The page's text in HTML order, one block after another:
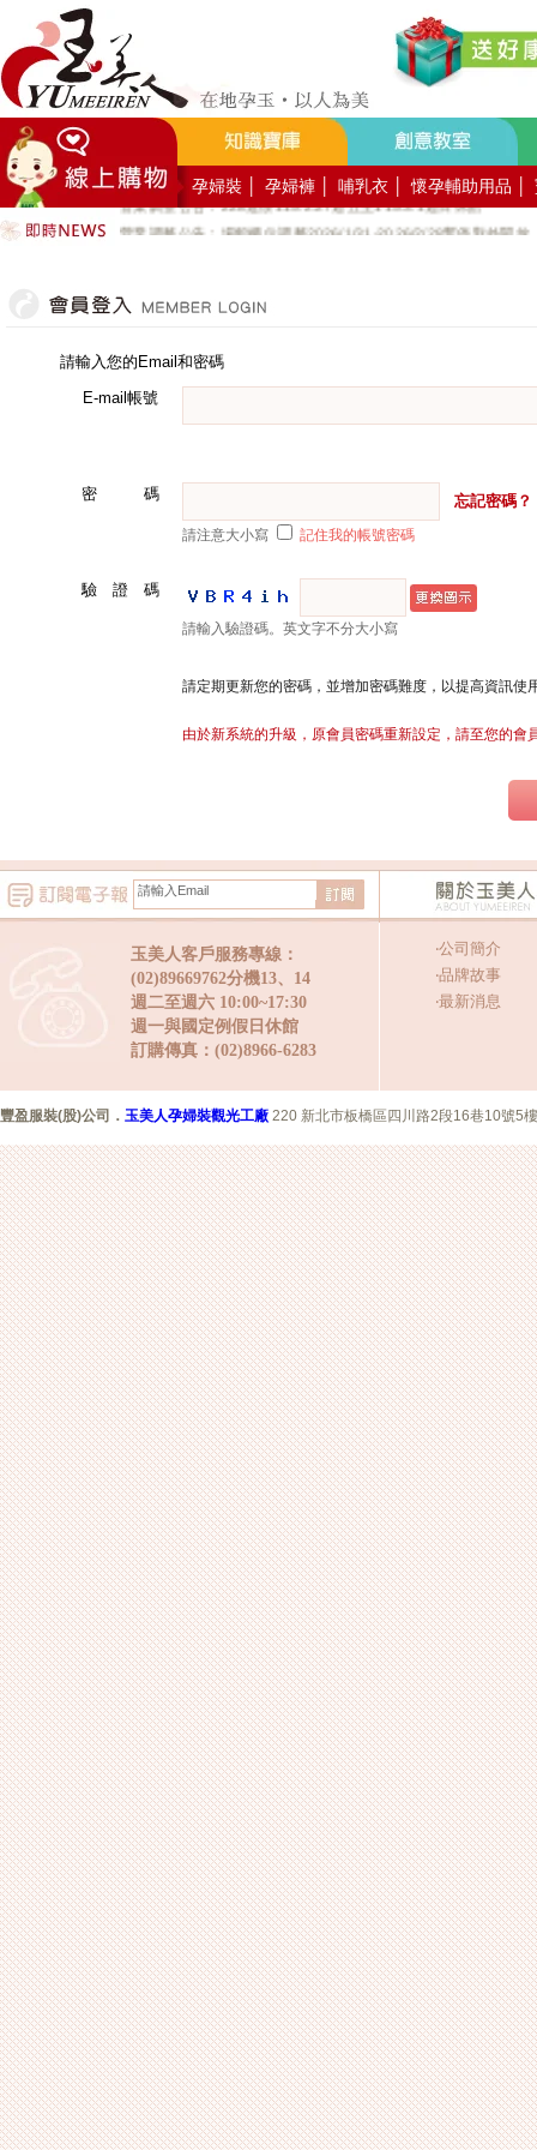
孕婦裝 孕婦褲 哺乳衣 懷孕輔助用品
好YUN香隨束口袋DIY2026-8月活動報名
營業調整公告：員工教育訓練115.8.1週六全館不對外開放
營業調整公告：115.7.18週六至115.7.19週日休館
營業調整公告：端午連假115.6.19週五至115.6.21週日休館
營業調整公告：五一勞動節連假115.5.1週五至115.5.4週一休館
營業調整公告：兒童節/清明連假115.4.3週五至115.4.6週一休館
營業調整公告：228連假115.2.27週五至115.3.1週日休館
營業調整公告：場館櫃位調整2026/1/31-2026/2/28暫停對外開放
玉美人.板橋門市.觀光工廠歡迎大家使用國民旅遊卡消費!
請輸入您的Email和密碼
E-mail帳號
密 碼 忘記密碼？
請注意大小寫 記住我的帳號密碼
驗 證 碼
請輸入驗證碼。英文字不分大小寫
請定期更新您的密碼，並增加密碼難度，以提高資訊使
由於新系統的升級，原會員密碼重新設定，請至您的
玉美人客戶服務專線：
(02)89669762分機13、14
週二至週六 10:00~17:30
週一與國定例假日休館
訂購傳真：(02)8966-6283
‧公司簡介
‧品牌故事
‧最新消息
豐盈服裝(股)公司 ． 玉美人孕婦裝觀光工廠 220 新北市板橋區四川路2段16巷10號